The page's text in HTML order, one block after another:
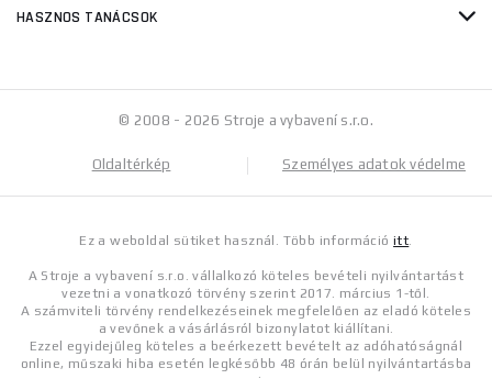
HASZNOS TANÁCSOK
© 2008 - 2026 Stroje a vybavení s.r.o.
Oldaltérkép Személyes adatok védelme
Ez a weboldal sütiket használ. Több információitt.
A Stroje a vybavení s.r.o. vállalkozó köteles bevételi nyilvántartást
vezetni a vonatkozó törvény szerint 2017. március 1-től.
A számviteli törvény rendelkezéseinek megfelelően az eladó köteles
a vevőnek a vásárlásról bizonylatot kiállítani.
Ezzel egyidejűleg köteles a beérkezett bevételt az adóhatóságnál
online, műszaki hiba esetén legkésőbb 48 órán belül nyilvántartásba